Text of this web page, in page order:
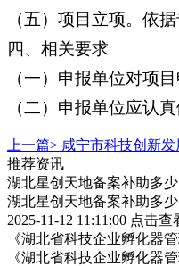
（五）项目立项。依
四、相关要求
（一）申报单位对项
（二）申报单位应认
上一篇> 咸宁市科技创新
推荐资讯
湖北星创天地备案补助多
湖北星创天地备案补助多
2025-11-12 11:11:00 点击查
《湖北省科技企业孵化器
《湖北省科技企业孵化器